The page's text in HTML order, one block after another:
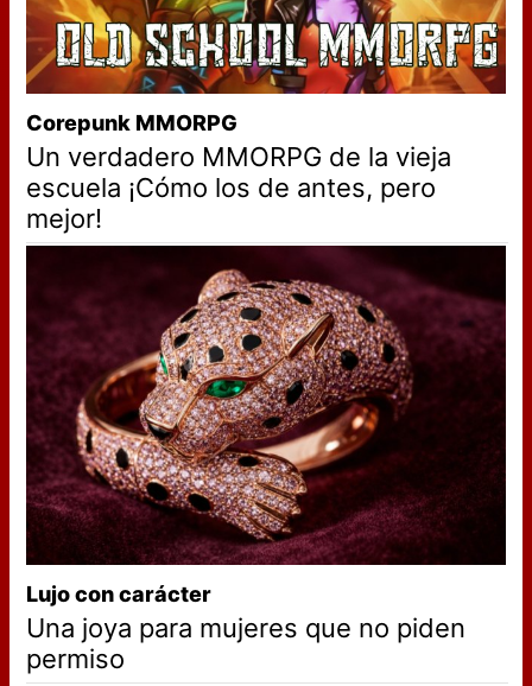
Corepunk MMORPG
Un verdadero MMORPG de la vieja
escuela ¡Cómo los de antes, pero
mejor!
Lujo con carácter
Una joya para mujeres que no piden
permiso